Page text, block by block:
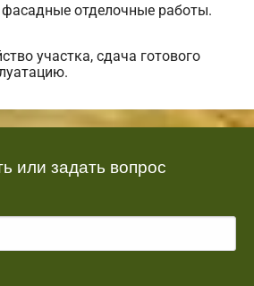
фасадные отделочные работы.
участка, сдача готового
или задать вопрос